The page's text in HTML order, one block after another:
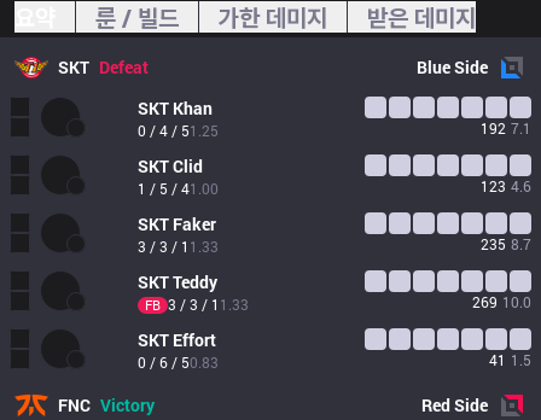
룬 / 빌드 가한 데미지 받은 데미지
SKT Defeat BlueSide
SKT Khan
0 / 4 / 51.25 192 7.1
SKTClid
1 / 5 / 41.00 123 4.6
SKT Faker
3 / 3 / 1 1.33 235 8.7
SKTTeddy
FB 3 / 3 / 1 1.33 269 10.0
SKT Effort
0 / 6 / 50.83 41 1.5
FNC Victory RedSide